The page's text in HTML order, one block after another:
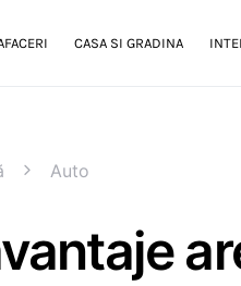
CASA SI GRADINA
Auto